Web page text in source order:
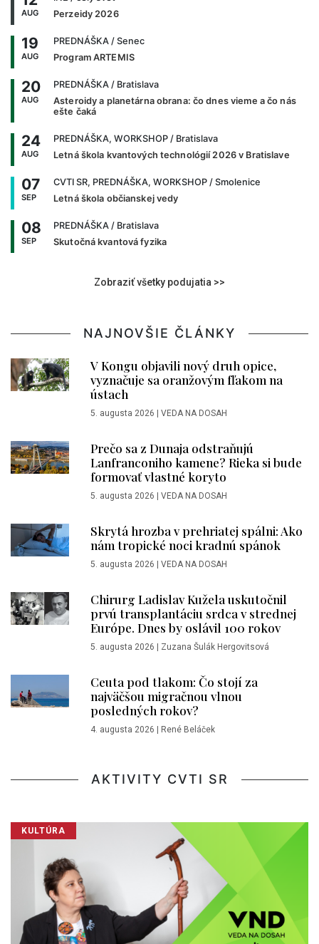
AUG
Perzeidy 2026
19
AUG
PREDNÁŠKA / Senec
Program ARTEMIS
20
AUG
PREDNÁŠKA / Bratislava
Asteroidy a planetárna obrana: čo dnes vieme a čo nás
ešte čaká
24
AUG
PREDNÁŠKA, WORKSHOP / Bratislava
Letná škola kvantových technológií 2026 v Bratislave
07
SEP
CVTI SR, PREDNÁŠKA, WORKSHOP / Smolenice
Letná škola občianskej vedy
08
SEP
PREDNÁŠKA / Bratislava
Skutočná kvantová fyzika
Zobraziť všetky podujatia >>
NAJNOVŠIE ČLÁNKY
V Kongu objavili nový druh opice,
vyznačuje sa oranžovým fľakom na
ústach
5. augusta 2026 | VEDA NA DOSAH
Prečo sa z Dunaja odstraňujú
Lanfranconiho kamene? Rieka si bude
formovať vlastné koryto
5. augusta 2026 | VEDA NA DOSAH
Skrytá hrozba v prehriatej spálni: Ako
nám tropické noci kradnú spánok
5. augusta 2026 | VEDA NA DOSAH
Chirurg Ladislav Kužela uskutočnil
prvú transplantáciu srdca v strednej
Európe. Dnes by oslávil 100 rokov
5. augusta 2026 | Zuzana Šulák Hergovitsová
Ceuta pod tlakom: Čo stojí za
najväčšou migračnou vlnou
posledných rokov?
4. augusta 2026 | René Beláček
AKTIVITY CVTI SR
KULTÚRA